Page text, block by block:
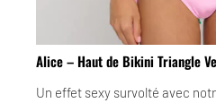
Alice – Haut de Bikini Triangle
Un effet sexy survolté avec